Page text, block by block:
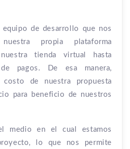
equipo de desarrollo que nos
propia plataforma
tienda virtual hasta
pagos. De esa manera,
costo de nuestra propuesta
para beneficio de nuestros
medio en el cual estamos
lo que nos permite